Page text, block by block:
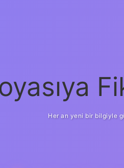
Her an yeni bir bilgiyle